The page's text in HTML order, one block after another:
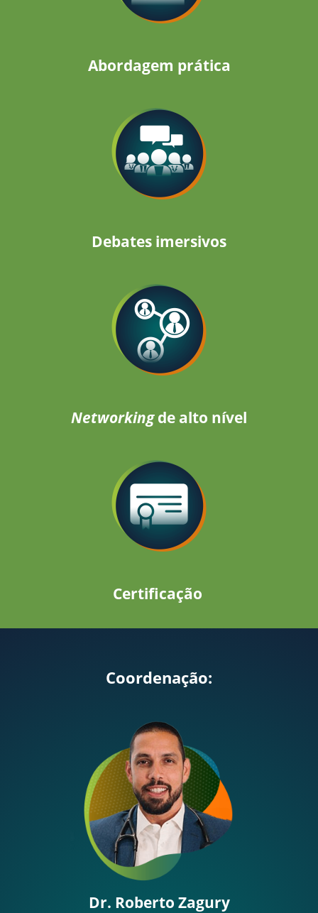
Abordagem prática
Debates imersivos
Networkingde alto nível
Certificação
Coordenação:
Dr. Roberto Zagury